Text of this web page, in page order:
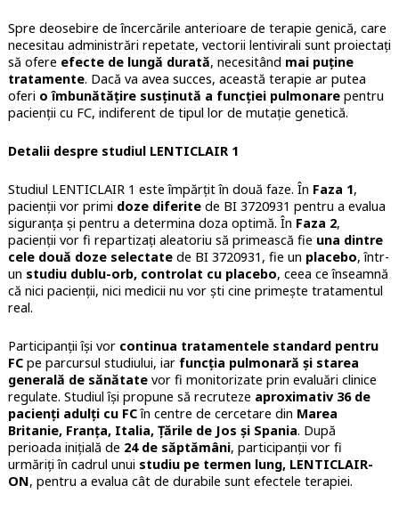
Spre deosebire de încercările anterioare de terapie genică, care
necesitau administrări repetate, vectorii lentivirali sunt proiectați
să ofere efecte de lungă durată, necesitând mai puține
tratamente. Dacă va avea succes, această terapie ar putea
oferi o îmbunătățire susținută a funcției pulmonarepentru
pacienții cu FC, indiferent de tipul lor de mutație genetică.
Detalii despre studiul LENTICLAIR 1
Studiul LENTICLAIR 1 este împărțit în două faze. În Faza 1,
pacienții vor primi doze diferite de BI 3720931 pentru a evalua
siguranța și pentru a determina doza optimă. În Faza 2,
pacienții vor fi repartizați aleatoriu să primească fie una dintre
cele două doze selectatede BI 3720931, fie un placebo, într-
un studiu dublu-orb, controlat cu placebo, ceea ce înseamnă
că nici pacienții, nici medicii nu vor ști cine primește tratamentul
real.
Participanții își vor continua tratamentele standard pentru
FCpe parcursul studiului, iar funcția pulmonară și starea
generală de sănătatevor fi monitorizate prin evaluări clinice
regulate. Studiul își propune să recruteze aproximativ 36 de
pacienți adulți cu FCîn centre de cercetare din Marea
Britanie, Franța, Italia, Țările de Jos și Spania. După
perioada inițială de 24 de săptămâni, participanții vor fi
urmăriți în cadrul unui studiu pe termen lung, LENTICLAIR-
ON, pentru a evalua cât de durabile sunt efectele terapiei.